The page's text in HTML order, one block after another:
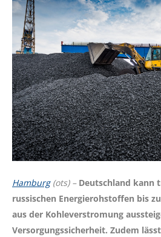
Hamburg(ots) – Deutschland kann
russischen Energierohstoffen bis
aus der Kohleverstromung
Versorgungssicherheit. Zudem